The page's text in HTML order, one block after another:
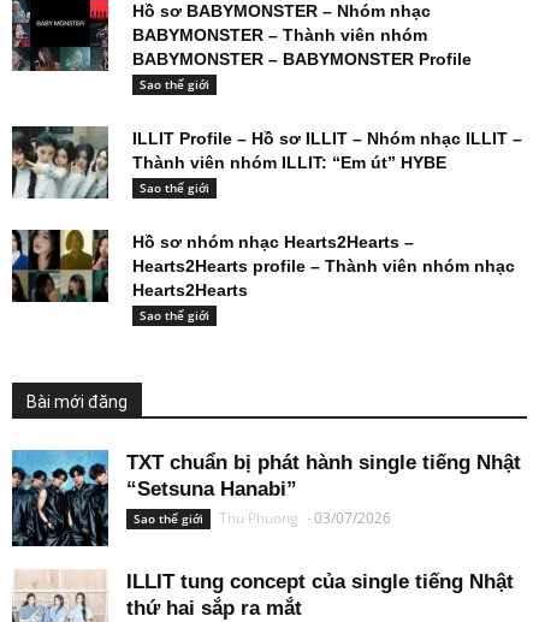
Hồ sơ BABYMONSTER – Nhóm nhạc
BABYMONSTER – Thành viên nhóm
BABYMONSTER – BABYMONSTER Profile
Sao thế giới
ILLIT Profile – Hồ sơ ILLIT – Nhóm nhạc ILLIT –
Thành viên nhóm ILLIT: “Em út” HYBE
Sao thế giới
Hồ sơ nhóm nhạc Hearts2Hearts –
Hearts2Hearts profile – Thành viên nhóm nhạc
Hearts2Hearts
Sao thế giới
Bài mới đăng
TXT chuẩn bị phát hành single tiếng Nhật
“Setsuna Hanabi”
Sao thế giới Thu Phuong -03/07/2026
ILLIT tung concept của single tiếng Nhật
thứ hai sắp ra mắt